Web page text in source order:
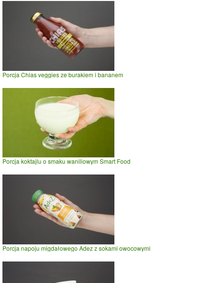
Porcja Chias veggies ze burakiem i bananem
Porcja koktajlu o smaku waniliowym Smart Food
Porcja napoju migdałowego Adez z sokami owocowymi